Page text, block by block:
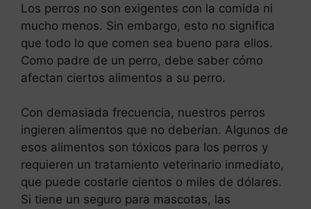
Los perros no son exigentes con la comida ni
mucho menos. Sin embargo, esto no significa
que todo lo que comen sea bueno para ellos.
Como padre de un perro, debe saber cómo
afectan ciertos alimentos a su perro.
Con demasiada frecuencia, nuestros perros
ingieren alimentos que no deberían. Algunos de
esos alimentos son tóxicos para los perros y
requieren un tratamiento veterinario inmediato,
que puede costarle cientos o miles de dólares.
Si tiene un seguro para mascotas, las